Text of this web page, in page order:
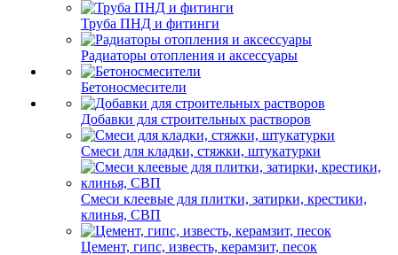
Труба ПНД и фитинги
Радиаторы отопления и аксессуары
Бетоносмесители
Добавки для строительных растворов
Смеси для кладки, стяжки, штукатурки
Смеси клеевые для плитки, затирки, крестики,
клинья, СВП
Цемент, гипс, известь, керамзит, песок